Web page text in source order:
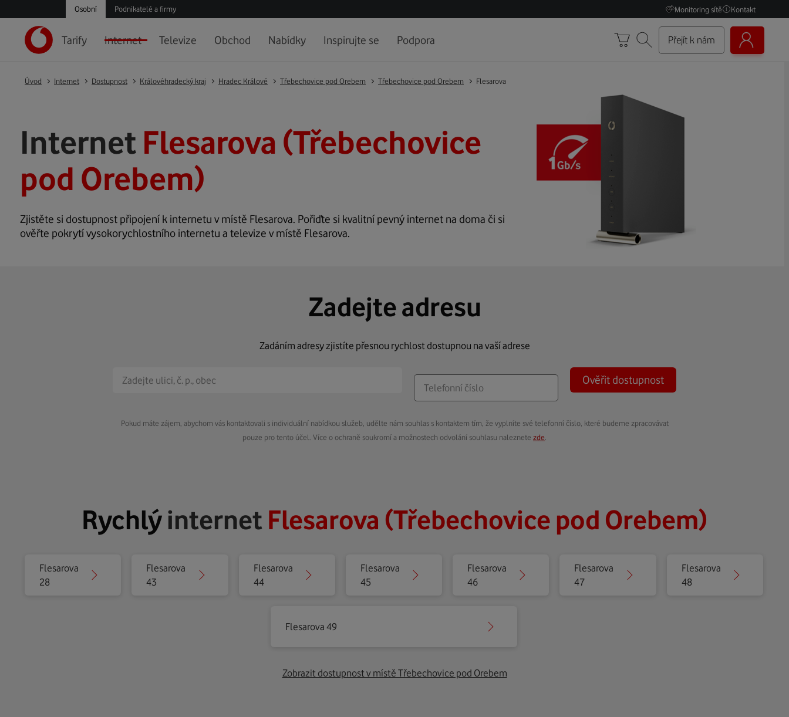
Osobní Podnikatelé a firmy Monitoring sítě Kontakt
Tarify Internet Televize Obchod Nabídky Inspirujte se Podpora Přejít k nám
Úvod Internet Dostupnost Královéhradecký kraj Hradec Králové Třebechovice pod Orebem Třebechovice pod Orebem Flesarova
Internet Flesarova (Třebechovice
pod Orebem)
Zjistěte si dostupnost připojení k internetu v místě Flesarova. Pořiďte si kvalitní pevný internet na doma či si
ověřte pokrytí vysokorychlostního internetu a televize v místě Flesarova.
Zadejte adresu
Zadáním adresy zjistíte přesnou rychlost dostupnou na vaší adrese
Ověřit dostupnost
Pokud máte zájem, abychom vás kontaktovali s individuální nabídkou služeb, udělte nám souhlas s kontaktem tím, že vyplníte své telefonní číslo, které budeme zpracovávat
pouze pro tento účel. Více o ochraně soukromí a možnostech odvolání souhlasu naleznete zde
Rychlýinternet Flesarova (Třebechovice pod Orebem)
Flesarova
28
Flesarova
43
Flesarova
44
Flesarova
45
Flesarova
46
Flesarova
47
Flesarova
48
Flesarova 49
Zobrazit dostupnost v místě Třebechovice pod Orebem